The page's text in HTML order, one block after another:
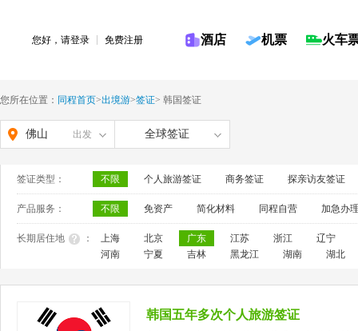
您好，请登录 免费注册 酒店 机票 火车
您所在位置： 同程首页>出境游>签证> 韩国签证
佛山 出发 全球签证
签证类型： 不限 个人旅游签证 商务签证 探亲访友签证
产品服务： 不限 免资产 简化材料 同程自营 加急办
长期居住地 ： 上海 北京 广东 江苏 浙江
辽宁
河南
宁夏 吉林 黑龙江 湖南 湖北
韩国五年多次个人旅游签证